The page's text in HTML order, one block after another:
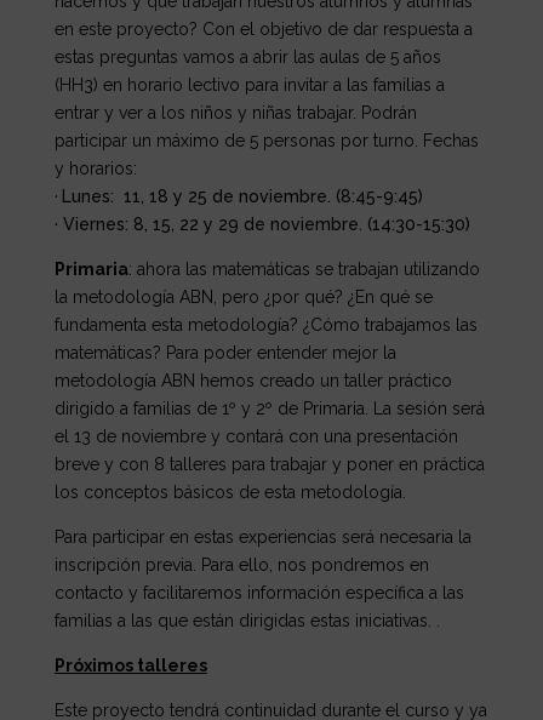
en este proyecto? Con el objetivo de dar respuesta a
estas preguntas vamos a abrir las aulas de 5 años
(HH3) en horario lectivo para invitar a las familias a
entrar y ver a los niños y niñas trabajar. Podrán
participar un máximo de 5 personas por turno. Fechas
y horarios:
· Lunes: 11, 18 y 25 de noviembre. (8:45-9:45)
· Viernes: 8, 15, 22 y 29 de noviembre. (14:30-15:30)
Primaria: ahora las matemáticas se trabajan utilizando
la metodología ABN, pero ¿por qué? ¿En qué se
fundamenta esta metodología? ¿Cómo trabajamos las
matemáticas? Para poder entender mejor la
metodología ABN hemos creado un taller práctico
dirigido a familias de 1º y 2º de Primaria. La sesión será
el 13 de noviembre y contará con una presentación
breve y con 8 talleres para trabajar y poner en práctica
los conceptos básicos de esta metodología.
Para participar en estas experiencias será necesaria la
inscripción previa. Para ello, nos pondremos en
contacto y facilitaremos información específica a las
familias a las que están dirigidas estas iniciativas. .
Próximos talleres
Este proyecto tendrá continuidad durante el curso y ya